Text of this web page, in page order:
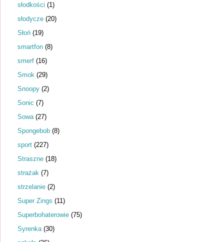
słodkości (1)
słodycze (20)
Słoń (19)
smartfon (8)
smerf (16)
Smok (29)
Snoopy (2)
Sonic (7)
Sowa (27)
Spongebob (8)
sport (227)
Straszne (18)
strażak (7)
strzelanie (2)
Super Zings (11)
Superbohaterowie (75)
Syrenka (30)